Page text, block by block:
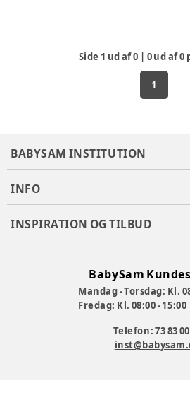
Side 1 ud af0 0ud af0
1
BABYSAM INSTITUTION
INFO
INSPIRATION OG TILBUD
BabySam
Mandag - Torsdag: Kl.
Fredag: Kl. 08:00 - 15:00
Telefon: 73 83